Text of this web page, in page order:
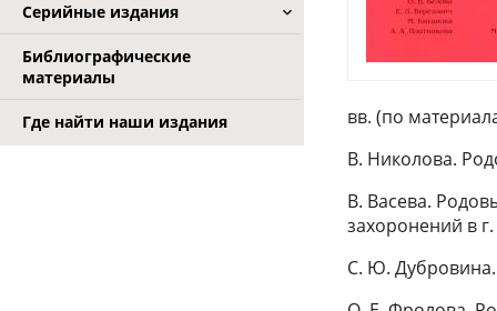
Серийные издания
Библиографические
материалы
Где найти наши издания
вв. (по
В. Николова.
В. Васева.
захоронений в
С. Ю. Дубровина.